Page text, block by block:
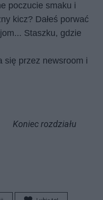
poczucie smaku i
kicz? Dałeś porwać
Staszku, gdzie
się przez newsroom i
Koniec rozdziału